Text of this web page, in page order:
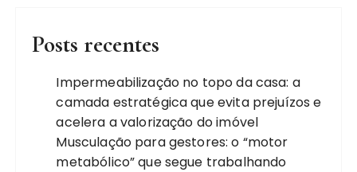
Posts recentes
Impermeabilização no topo da casa: a
camada estratégica que evita prejuízos e
acelera a valorização do imóvel
Musculação para gestores: o “motor
metabólico” que segue trabalhando